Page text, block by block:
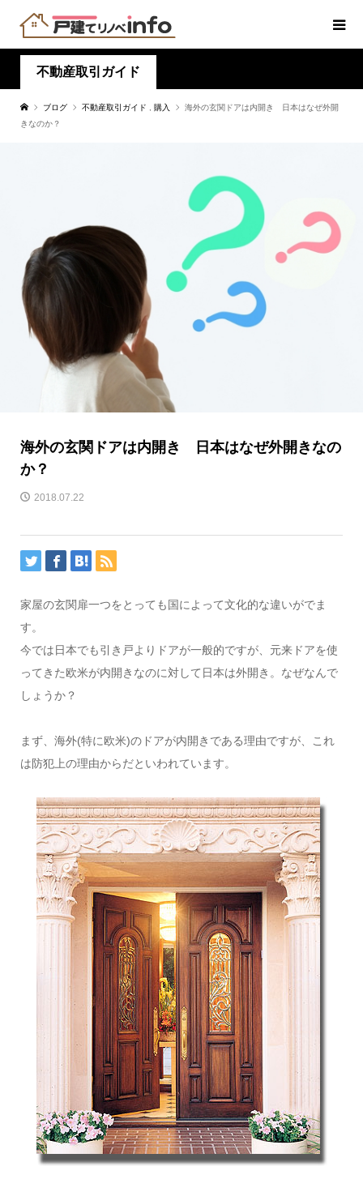
不動産取引ガイド
ブログ 不動産取引ガイド 購入
海外の玄関ドアは内開き 日本はなぜ外開
きなのか？
海外の玄関ドアは内開き 日本はなぜ外開きなの
か？
2018.07.22
家屋の玄関扉一つをとっても国によって文化的な違いがでま
す。
今では日本でも引き戸よりドアが一般的ですが、元来ドアを使
ってきた欧米が内開きなのに対して日本は外開き。なぜなんで
しょうか？
まず、海外(特に欧米)のドアが内開きである理由ですが、これ
は防犯上の理由からだといわれています。